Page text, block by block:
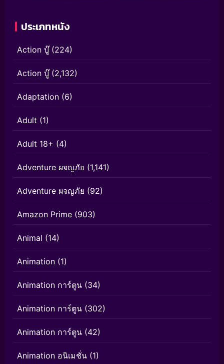
ประเภทหนัง
Action บู๊(224)
Action บู๊(2,132)
Adaptation (6)
Adult (1)
Adult 18+ (4)
Adventure ผจญภัย (1,141)
Adventure ผจญภัย (92)
Amazon Prime (903)
Animal (14)
Animation (1)
Animation การ์ตูน (34)
Animation การ์ตูน (302)
Animation การ์ตูน (42)
Animation อนิเมชั่น (1)